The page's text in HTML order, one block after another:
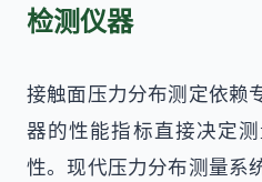
检测仪器
接触面压力分布测定依赖
器的性能指标直接决定
性。现代压力分布测量系